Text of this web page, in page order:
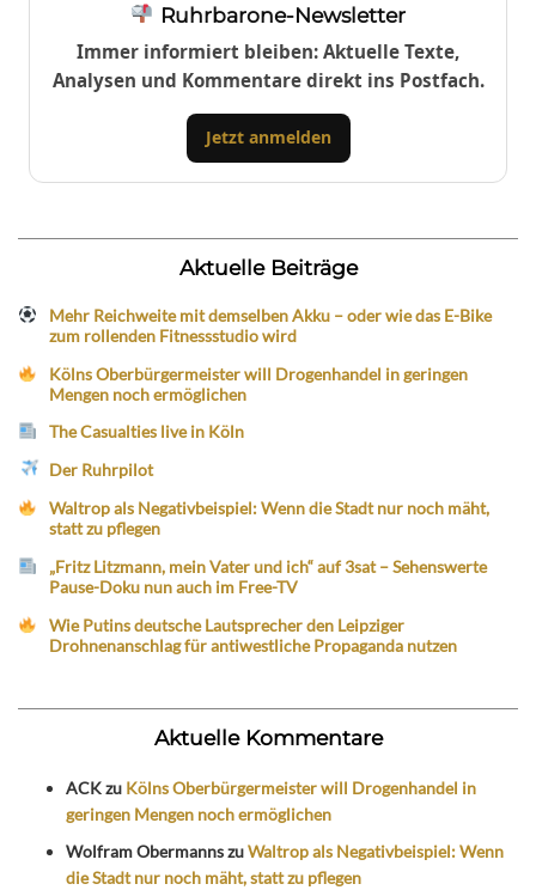
Ruhrbarone-Newsletter
Immer informiert bleiben: Aktuelle Texte,
Analysen und Kommentare direkt ins Postfach.
Jetzt anmelden
Aktuelle Beiträge
Mehr Reichweite mit demselben Akku – oder wie das E-Bike
zum rollenden Fitnessstudio wird
Kölns Oberbürgermeister will Drogenhandel in geringen
Mengen noch ermöglichen
The Casualties live in Köln
Der Ruhrpilot
Waltrop als Negativbeispiel: Wenn die Stadt nur noch mäht,
statt zu pflegen
„Fritz Litzmann, mein Vater und ich“ auf 3sat – Sehenswerte
Pause-Doku nun auch im Free-TV
Wie Putins deutsche Lautsprecher den Leipziger
Drohnenanschlag für antiwestliche Propaganda nutzen
Aktuelle Kommentare
ACKzu Kölns Oberbürgermeister will Drogenhandel in
geringen Mengen noch ermöglichen
Wolfram ObermannszuWaltrop als Negativbeispiel: Wenn
die Stadt nur noch mäht, statt zu pflegen